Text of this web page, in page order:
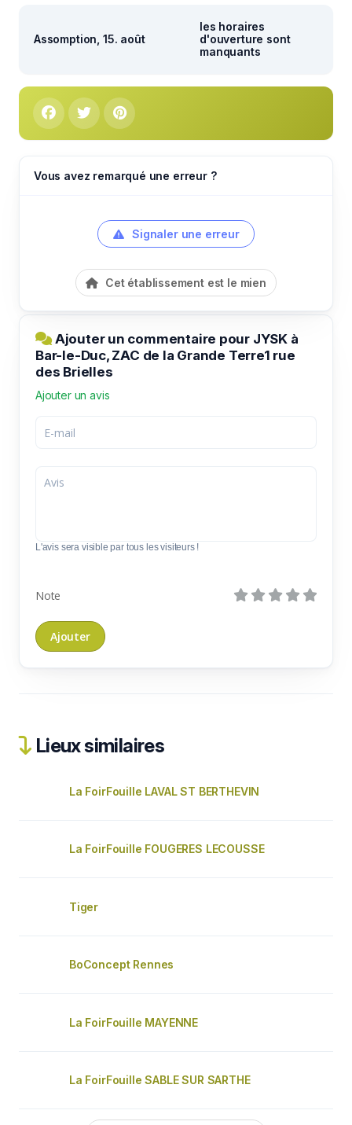
Assomption, 15. août
les horaires
d'ouverture sont
manquants
Vous avez remarqué une erreur ?
Signaler une erreur
Cet établissement est le mien
Ajouter un commentaire pour JYSK à
Bar-le-Duc, ZAC de la Grande Terre1 rue
des Brielles
Ajouter un avis
L'avis sera visible par tous les visiteurs !
Note
Lieux similaires
La FoirFouille LAVAL ST BERTHEVIN
La FoirFouille FOUGERES LECOUSSE
Tiger
BoConcept Rennes
La FoirFouille MAYENNE
La FoirFouille SABLE SUR SARTHE